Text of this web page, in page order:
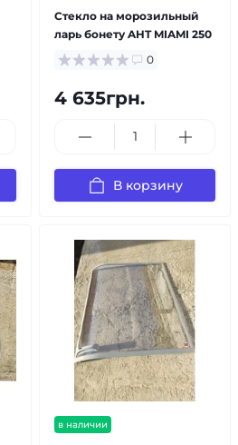
Стекло на морозильный
ларь бонету AHT MIAMI 250
0
4 635грн.
В корзину
в наличии